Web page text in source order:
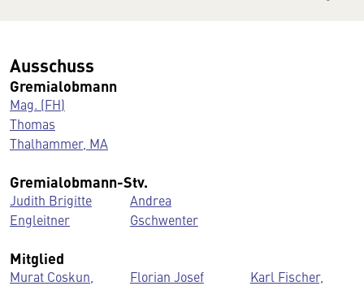
Ausschuss
Gremialobmann
Mag. (FH)
Thomas
Thalhammer, MA
Gremialobmann-Stv.
Judith Brigitte
Engleitner
Andrea
Gschwenter
Mitglied
Murat Coskun,
Florian Josef
Karl Fischer,